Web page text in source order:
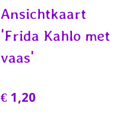
Ansichtkaart
'Frida Kahlo met
vaas'
€ 1,20